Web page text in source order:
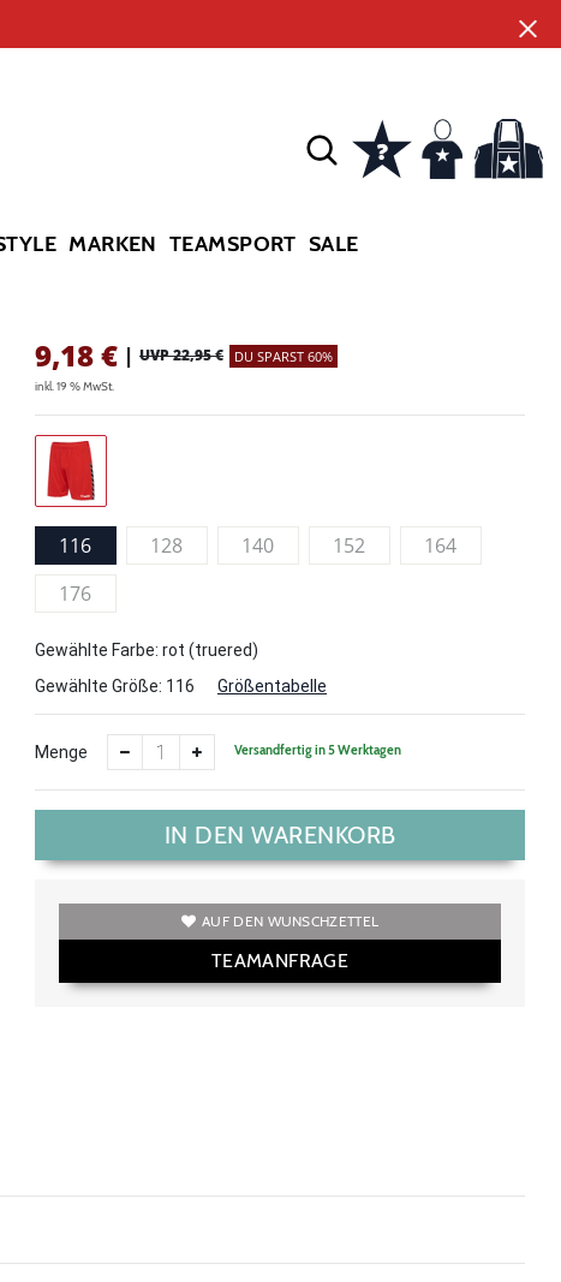
MARKEN TEAMSPORT SALE
9,18€ | UVP 22,95 € DU SPARST 60%
inkl. 19 % MwSt.
116 128 140 152
164
176
Gewählte Farbe: rot (truered)
Gewählte Größe: 116 Größentabelle
Menge Versandfertig in 5 Werktagen
IN DEN WARENKORB
AUF DEN WUNSCHZETTEL
TEAMANFRAGE